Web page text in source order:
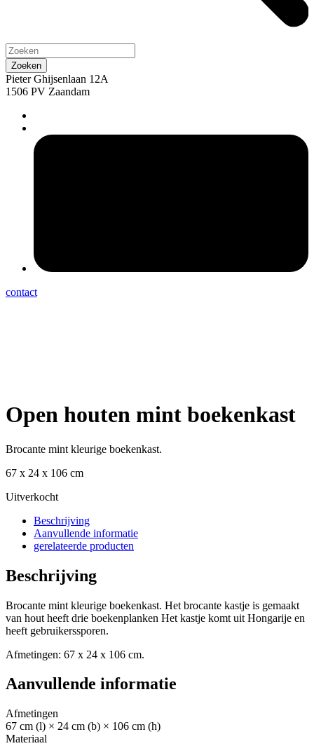
Pieter Ghijsenlaan 12A
1506 PV Zaandam
contact
Open houten mint boekenkast
Brocante mint kleurige boekenkast.
67 x 24 x 106 cm
Uitverkocht
Beschrijving
Aanvullende informatie
gerelateerde producten
Beschrijving
Brocante mint kleurige boekenkast. Het brocante kastje is gemaakt
van hout heeft drie boekenplanken Het kastje komt uit Hongarije en
heeft gebruikerssporen.
Afmetingen: 67 x 24 x 106 cm.
Aanvullende informatie
Afmetingen
67 cm (l) × 24 cm (b) × 106 cm (h)
Materiaal